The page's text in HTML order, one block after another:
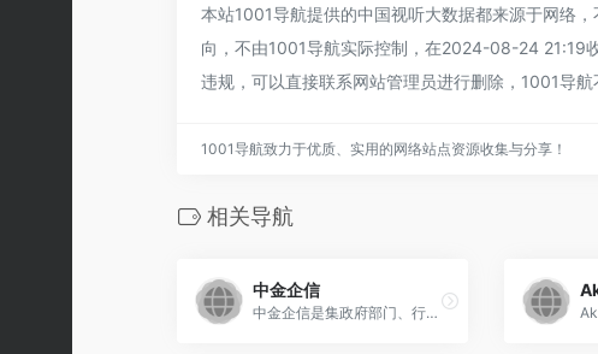
本站1001导航提供的中国视听大数据都来源于网络
向，不由1001导航实际控制，在2024-08-24 21:19
违规，可以直接联系网站管理员进行删除，1001导航
1001导航致力于优质、实用的网络站点资源收集与分享！
相关导航
中金企信
中金企信是集政府部门、行业协会、外部资源、市场咨询、调查公司、自建数据库等多位一体的数据支持平台已成为中国国内领先辐射全球的多元化信息服务提供商，为各领域客户提供行业研究、市场地位&amp;市场占有率认证、项目咨询、专项调研、数据分析、项目可行性报告、产业规划、投资战略咨询、竞争对手调查、市场评估报告等权威咨询服务。